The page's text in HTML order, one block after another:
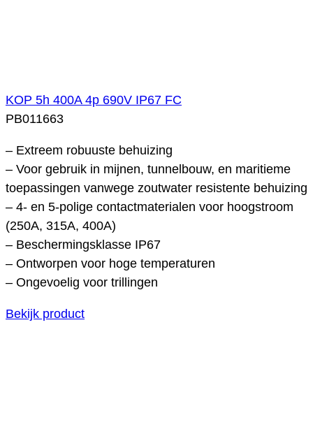
KOP 5h 400A 4p 690V IP67 FC
PB011663
– Extreem robuuste behuizing
– Voor gebruik in mijnen, tunnelbouw, en maritieme
toepassingen vanwege zoutwater resistente behuizing
– 4- en 5-polige contactmaterialen voor hoogstroom
(250A, 315A, 400A)
– Beschermingsklasse IP67
– Ontworpen voor hoge temperaturen
– Ongevoelig voor trillingen
Bekijk product